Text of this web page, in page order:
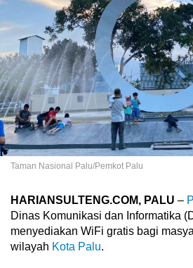
Taman Nasional Palu/Pemkot Palu
HARIANSULTENG.COM, PALU –
Dinas Komunikasi dan Informatika
menyediakan WiFi gratis bagi
wilayah Kota Palu.